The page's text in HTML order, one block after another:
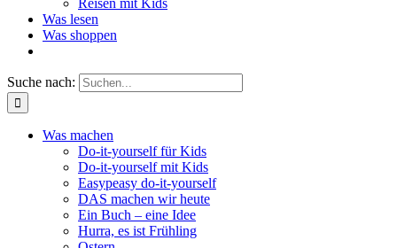
Reisen mit Kids
Was lesen
Was shoppen
Suche nach:
Was machen
Do-it-yourself für Kids
Do-it-yourself mit Kids
Easypeasy do-it-yourself
DAS machen wir heute
Ein Buch – eine Idee
Hurra, es ist Frühling